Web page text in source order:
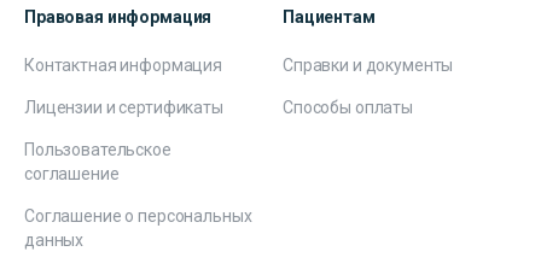
Правовая информация
Контактная информация
Лицензии и сертификаты
Пользовательское
соглашение
Соглашение о персональных
данных
Пациентам
Справки и документы
Способы оплаты